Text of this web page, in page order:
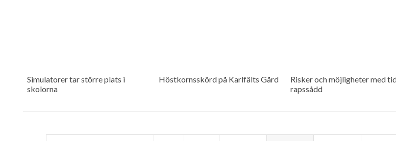
Simulatorer tar större plats i
skolorna
Höstkornsskörd på Karlfälts Gård
Risker och möjligheter med
rapssådd